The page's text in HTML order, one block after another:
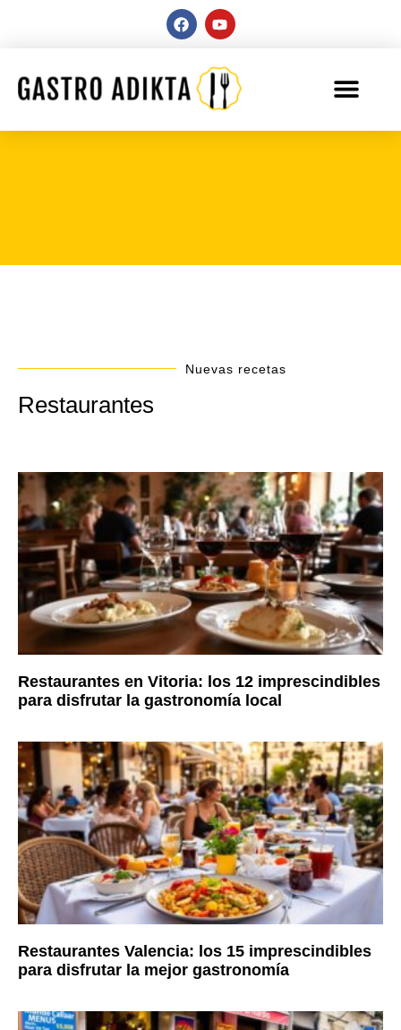
Nuevas recetas
Restaurantes
Restaurantes en Vitoria: los 12 imprescindibles
para disfrutar la gastronomía local
Restaurantes Valencia: los 15 imprescindibles
para disfrutar la mejor gastronomía